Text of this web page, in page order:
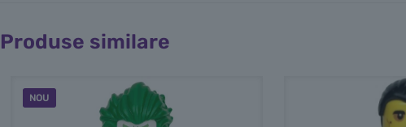
Produse similare
NOU